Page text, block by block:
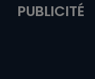
PUBLICITÉ